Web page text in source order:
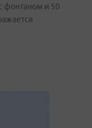
фонтаном и 50